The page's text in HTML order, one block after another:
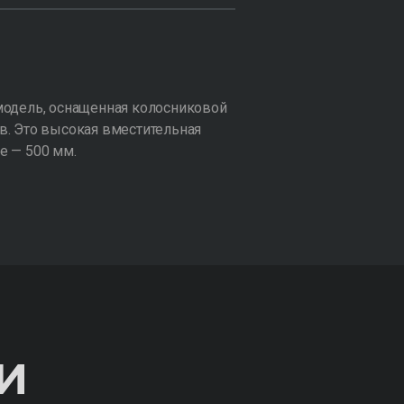
оснащенная колосниковой
Это высокая вместительная
— 500 мм.